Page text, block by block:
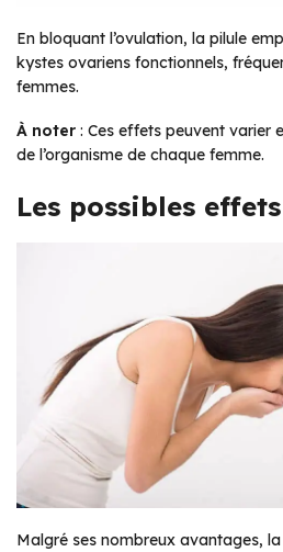
En bloquant l’ovulation, la pilule
kystes ovariens fonctionnels,
femmes.
À noter : Ces effets peuvent varier
de l’organisme de chaque femme.
Les possibles
Malgré ses nombreux avantages,